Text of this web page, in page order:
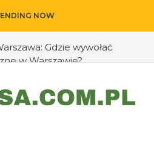
NOW
Gdzie wywołać
w Warszawie?
psa: rady eksperta
psa?